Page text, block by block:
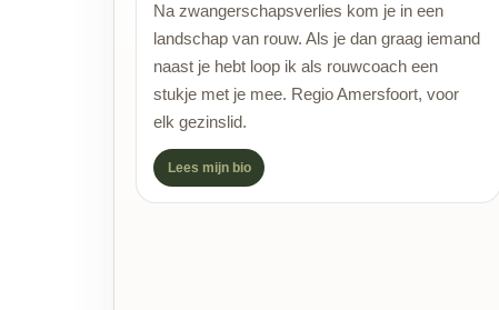
Na zwangerschapsverlies kom je in een
landschap van rouw. Als je dan graag iemand
naast je hebt loop ik als rouwcoach een
stukje met je mee. Regio Amersfoort, voor
elk gezinslid.
Lees mijn bio